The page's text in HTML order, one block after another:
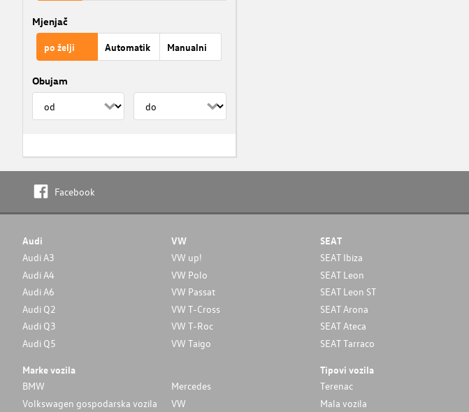
Mjenjač
po želji Automatik Manualni
Obujam
Facebook
Audi
Audi A3
Audi A4
Audi A6
Audi Q2
Audi Q3
Audi Q5
VW
VW up!
VW Polo
VW Passat
VW T-Cross
VW T-Roc
VW Taigo
SEAT
SEAT Ibiza
SEAT Leon
SEAT Leon ST
SEAT Arona
SEAT Ateca
SEAT Tarraco
Marke vozila
BMW
Mercedes
Volkswagen gospodarska vozila
VW
Tipovi vozila
Terenac
Mala vozila